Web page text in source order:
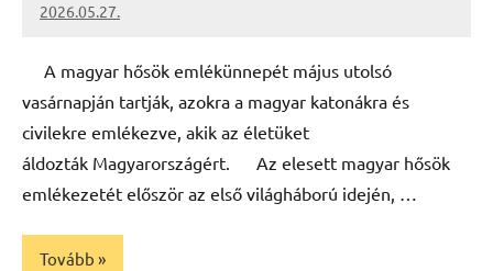
2026.05.27.
Leiszt
A magyar hősök emlékünnepét május utolsó
vasárnapján tartják, azokra a magyar katonákra és
civilekre emlékezve, akik az életüket
áldozták Magyarországért. Az elesett magyar hősök
emlékezetét először az első világháború idején, …
Tovább